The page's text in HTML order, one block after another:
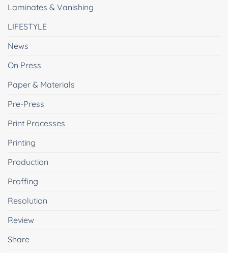
Laminates & Vanishing
LIFESTYLE
News
On Press
Paper & Materials
Pre-Press
Print Processes
Printing
Production
Proffing
Resolution
Review
Share